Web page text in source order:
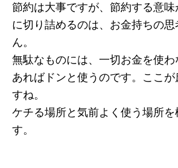
節約は大事ですが、節約する意
に切り詰めるのは、お金持ちの
ん。
無駄なものには、一切お金を使わ
あればドンと使うのです。ここ
すね。
ケチる場所と気前よく使う場所
す。